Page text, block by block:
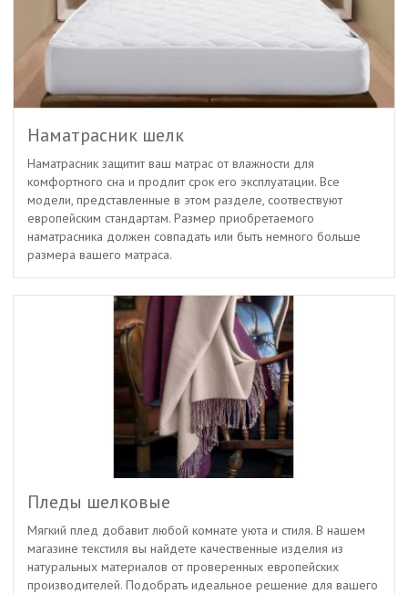
Наматрасник шелк
Наматрасник защитит ваш матрас от влажности для
комфортного сна и продлит срок его эксплуатации. Все
модели, представленные в этом разделе, соотвествуют
европейским стандартам. Размер приобретаемого
наматрасника должен совпадать или быть немного больше
размера вашего матраса.
Пледы шелковые
Мягкий плед добавит любой комнате уюта и стиля. В нашем
магазине текстиля вы найдете качественные изделия из
натуральных материалов от проверенных европейских
производителей. Подобрать идеальное решение для вашего